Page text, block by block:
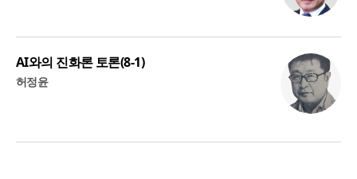
AI와의 진화론 토론(8-1)
허정윤